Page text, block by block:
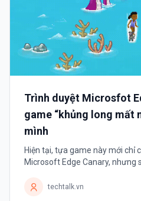
Trình duyệt Microsfot
game “khủng long mất
mình
Hiện tại, tựa game này mới chỉ
Microsoft Edge Canary, nhưng
những trình duyệt web phổ...
techtalk.vn